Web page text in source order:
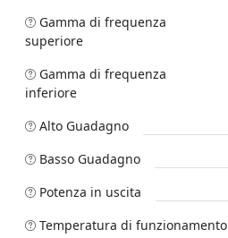
Gamma di frequenza
superiore
Gamma di frequenza
inferiore
Alto Guadagno
Basso Guadagno
Potenza in uscita
Temperatura di funzionamento